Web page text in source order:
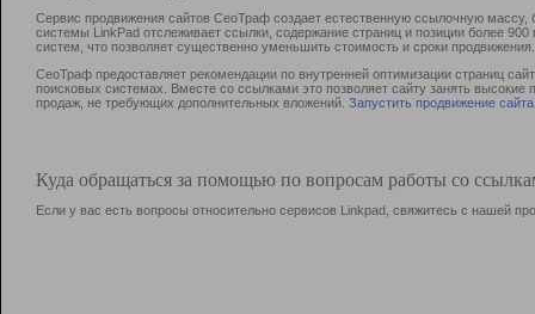
Сервис продвижения сайтов СеоТраф создает естественную ссылочную
системы LinkPad отслеживает ссылки, содержание страниц и позиции более
систем, что позволяет существенно уменьшить стоимость и сроки продвижения.
СеоТраф предоставляет рекомендации по внутренней оптимизации страниц
поисковых системах. Вместе со ссылками это позволяет сайту занять
продаж, не требующих дополнительных вложений. Запустить продвижение сайта
Куда обращаться за помощью по вопросам работы со
Если у вас есть вопросы относительно сервисов Linkpad, свяжитесь с нашей